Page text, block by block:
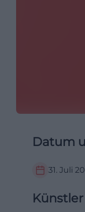
Datum
31. Juli
Künstler